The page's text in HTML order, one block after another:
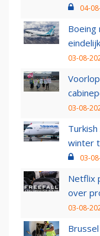
04-
Boeing
03-08-
03-08-
winter
03-
Netflix
over
03-08-